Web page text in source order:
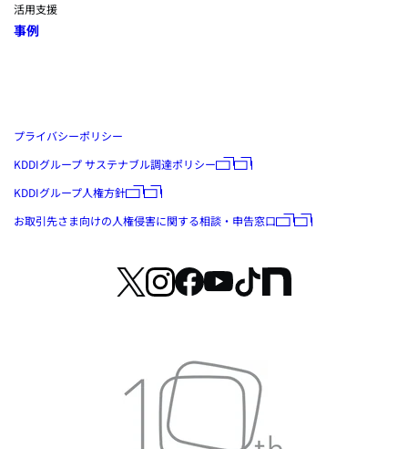
プライバシーポリシー
KDDIグループ サステナブル調達ポリシー
KDDIグループ人権方針
お取引先さま向けの人権侵害に関する相談・申告窓口
活用支援
事例